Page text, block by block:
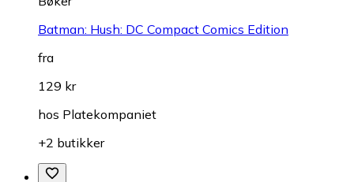
Batman: Hush: DC Compact Comics Edition
fra
129 kr
hos Platekompaniet
+2 butikker